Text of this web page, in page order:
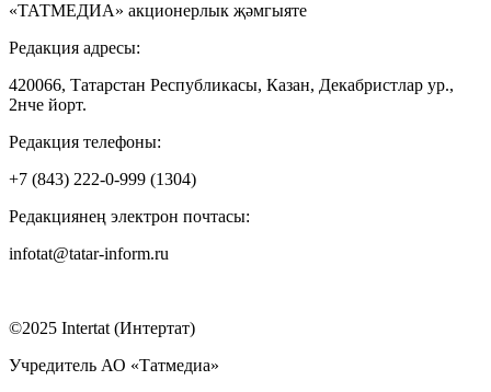
«ТАТМЕДИА» акционерлык җәмгыяте
Редакция адресы:
420066, Татарстан Республикасы, Казан, Декабристлар ур.,
2нче йорт.
Редакция телефоны:
+7 (843) 222-0-999 (1304)
Редакциянең электрон почтасы:
infotat@tatar-inform.ru
©2025 Intertat (Интертат)
Учредитель АО «Татмедиа»